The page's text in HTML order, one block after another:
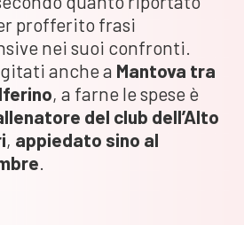
profferito frasi
nei suoi confronti.
anche a Mantova tra
, a farne le spese è
del club dell’Alto
, appiedato sino al
.